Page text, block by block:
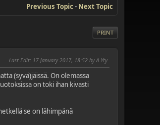
Previous Topic- Next Topic
PRINT
Last Edit: 17 January 2017, 18:52 by A-Yty
(syvä)jäissä. On olemassa
on toki ihan kivasti
se on lähimpänä